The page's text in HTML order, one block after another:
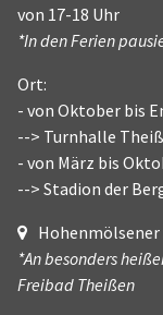
von 17-18 Uhr
*In den Ferien
Ort:
- von Oktober bis
--> Turnhalle
- von März bis
--> Stadion der
Hohenmölsener
*An besonders
Freibad Theißen